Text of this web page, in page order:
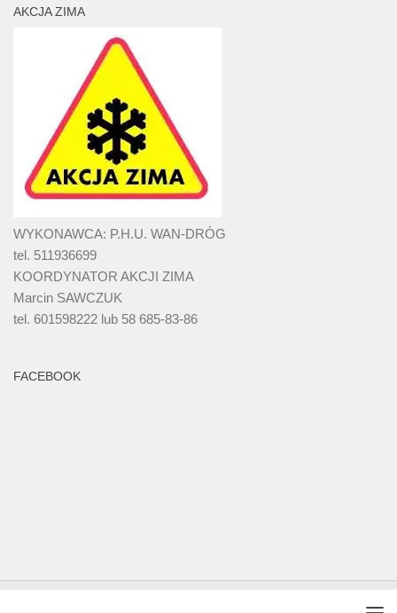
AKCJA ZIMA
WYKONAWCA: P.H.U. WAN-DRÓG
tel. 511936699
KOORDYNATOR AKCJI ZIMA
Marcin SAWCZUK
tel. 601598222 lub 58 685-83-86
FACEBOOK